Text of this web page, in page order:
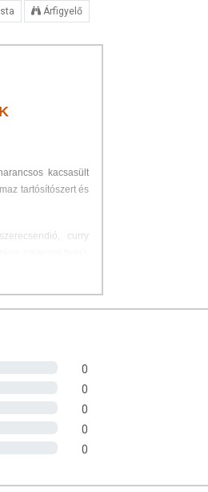
Árfigyelő
kacsasült
tartósítószert és
curry
Ennek ellenére a
tájékoztató
A pontos, aktuális
0
0
0
0
0